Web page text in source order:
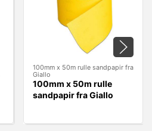
100mm x 50m rulle sandpapir fra
Giallo
100mm x 50m rulle
sandpapir fra Giallo